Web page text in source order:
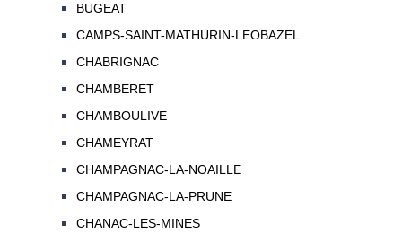
BUGEAT
CAMPS-SAINT-MATHURIN-LEOBAZEL
CHABRIGNAC
CHAMBERET
CHAMBOULIVE
CHAMEYRAT
CHAMPAGNAC-LA-NOAILLE
CHAMPAGNAC-LA-PRUNE
CHANAC-LES-MINES